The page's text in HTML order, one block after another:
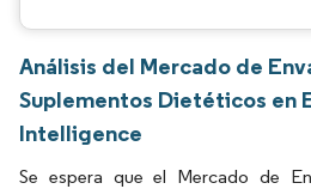
Análisis del Mercado de
Suplementos Dietéticos en
Intelligence
Se espera que el Mercado de